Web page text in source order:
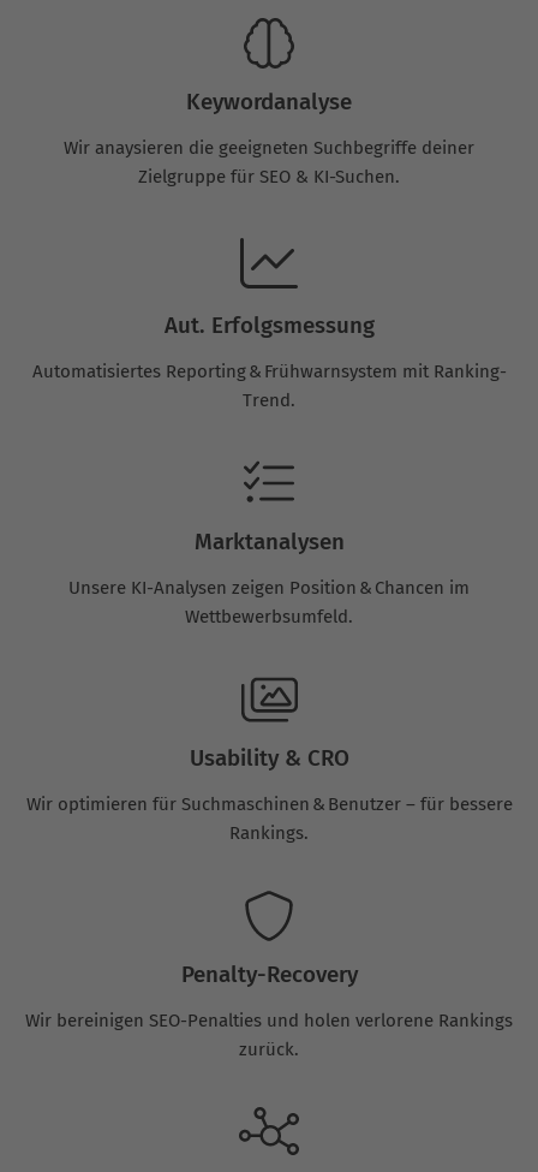
Keywordanalyse
Wir anaysieren die geeigneten Suchbegriffe deiner
Zielgruppe für SEO & KI-Suchen.
Aut. Erfolgsmessung
Automatisiertes Reporting & Frühwarnsystem mit Ranking-
Trend.
Marktanalysen
Unsere KI-Analysen zeigen Position & Chancen im
Wettbewerbsumfeld.
Usability & CRO
Wir optimieren für Suchmaschinen & Benutzer – für bessere
Rankings.
Penalty-Recovery
Wir bereinigen SEO-Penalties und holen verlorene Rankings
zurück.